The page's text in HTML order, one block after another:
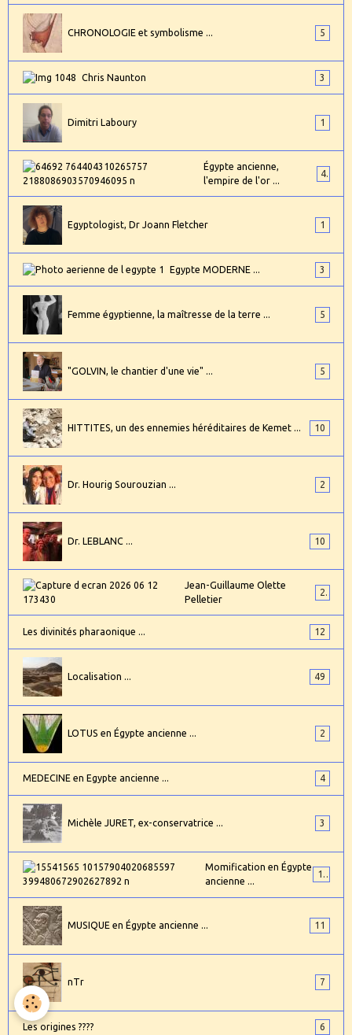
CHRONOLOGIE et symbolisme ... 5
Chris Naunton 3
Dimitri Laboury 1
Égypte ancienne,
l'empire de l'or ...
4
Egyptologist, Dr Joann Fletcher 1
Egypte MODERNE ... 3
Femme égyptienne, la maîtresse de la terre ... 5
"GOLVIN, le chantier d'une vie" ... 5
HITTITES, un des ennemies héréditaires de Kemet ... 10
Dr. Hourig Sourouzian ... 2
Dr. LEBLANC ... 10
Jean-Guillaume Olette
Pelletier
2
Les divinités pharaonique ... 12
Localisation ... 49
LOTUS en Égypte ancienne ... 2
MEDECINE en Egypte ancienne ... 4
Michèle JURET, ex-conservatrice ... 3
Momification en Égypte
ancienne ...
17
MUSIQUE en Égypte ancienne ... 11
nTr 7
Les origines ???? 6